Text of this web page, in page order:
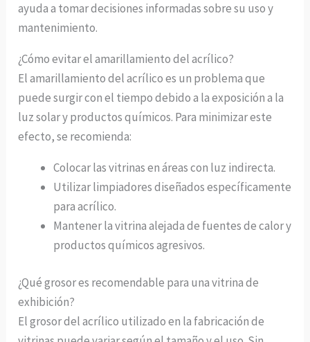
ayuda a tomar decisiones informadas sobre su uso y
mantenimiento.
¿Cómo evitar el amarillamiento del acrílico?
El amarillamiento del acrílico es un problema que
puede surgir con el tiempo debido a la exposición a la
luz solar y productos químicos. Para minimizar este
efecto, se recomienda:
Colocar las vitrinas en áreas con luz indirecta.
Utilizar limpiadores diseñados específicamente
para acrílico.
Mantener la vitrina alejada de fuentes de calor y
productos químicos agresivos.
¿Qué grosor es recomendable para una vitrina de
exhibición?
El grosor del acrílico utilizado en la fabricación de